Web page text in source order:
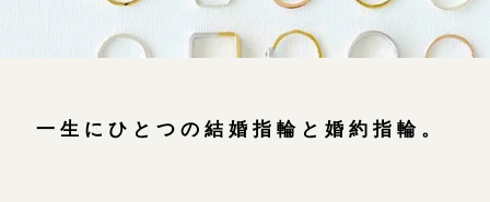
用語集
一生にひとつの結婚指輪と婚約指輪。